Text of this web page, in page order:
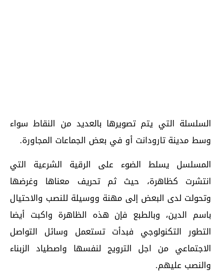
السلسلة التي يتم تصويرها بالعديد من النقاط سواء
وسط مدينة تارودانت أو في بعض الجماعات المجاورة.
المسلسل يسلط الضوء على الرقية الشرعية التي
انتشرت كظاهرة، حيث ثم تحريف معناها وغرضها
وتحولت لدى البعض إلى مهنة ووسيلة للنصب والاحتيال
باسم الدين، وبالطبع فإن هذه الظاهرة واكبت أيضا
التطور التكنولوجي فبدأت تستعمل وسائل التواصل
الاجتماعي من اجل الترويج لنفسها واصطياد الزبناء
والنصب عليهم.